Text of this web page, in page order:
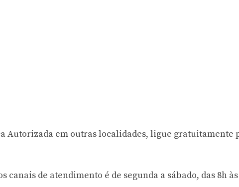
Autorizada em outras localidades, ligue gratuitamente
de atendimento é de segunda a sábado, das 8h